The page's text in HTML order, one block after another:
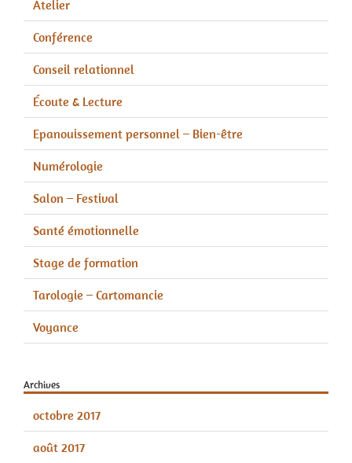
Atelier
Conférence
Conseil relationnel
Écoute & Lecture
Epanouissement personnel – Bien-être
Numérologie
Salon – Festival
Santé émotionnelle
Stage de formation
Tarologie – Cartomancie
Voyance
Archives
octobre 2017
août 2017